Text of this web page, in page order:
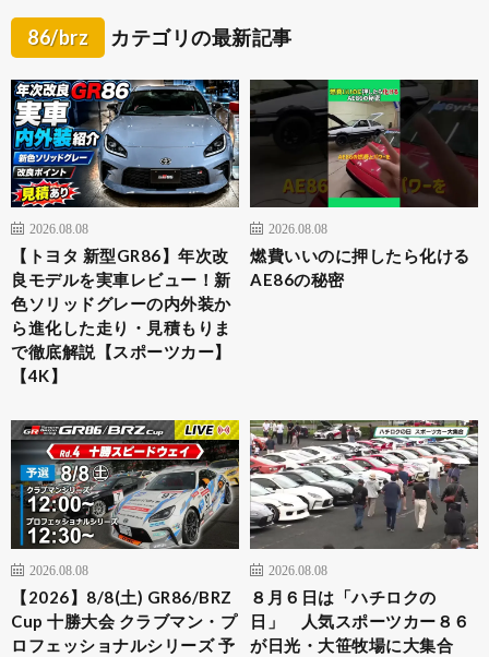
86/brz カテゴリの最新記事
2026.08.08
【トヨタ 新型GR86】年次改
良モデルを実車レビュー！新
色ソリッドグレーの内外装か
ら進化した走り・見積もりま
で徹底解説【スポーツカー】
【4K】
2026.08.08
燃費いいのに押したら化ける
AE86の秘密
2026.08.08
【2026】8/8(土) GR86/BRZ
Cup 十勝大会 クラブマン・プ
ロフェッショナルシリーズ 予
2026.08.08
８月６日は「ハチロクの
日」 人気スポーツカー８６
が日光・大笹牧場に大集合